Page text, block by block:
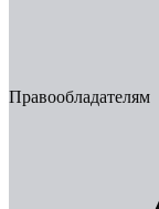
Правообладателям